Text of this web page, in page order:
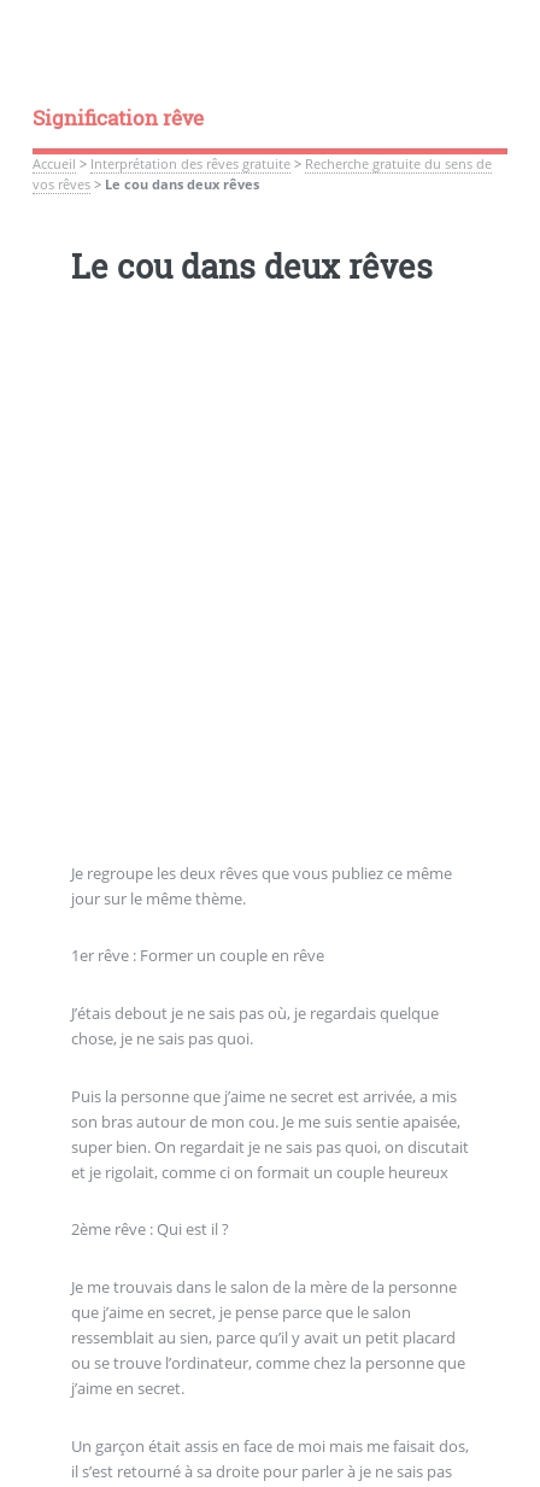
Signification rêve
Accueil > Interprétation des rêves gratuite> Recherche gratuite du sens de
vos rêves> Le cou dans deux rêves
Le cou dans deux rêves
Je regroupe les deux rêves que vous publiez ce même
jour sur le même thème.
1er rêve : Former un couple en rêve
J’étais debout je ne sais pas où, je regardais quelque
chose, je ne sais pas quoi.
Puis la personne que j’aime ne secret est arrivée, a mis
son bras autour de mon cou. Je me suis sentie apaisée,
super bien. On regardait je ne sais pas quoi, on discutait
et je rigolait, comme ci on formait un couple heureux
2ème rêve : Qui est il ?
Je me trouvais dans le salon de la mère de la personne
que j’aime en secret, je pense parce que le salon
ressemblait au sien, parce qu’il y avait un petit placard
ou se trouve l’ordinateur, comme chez la personne que
j’aime en secret.
Un garçon était assis en face de moi mais me faisait dos,
il s’est retourné à sa droite pour parler à je ne sais pas